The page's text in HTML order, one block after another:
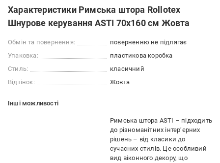
Характеристики Римська штора Rollotex
Шнурове керування ASTI 70x160 см Жовта
Обмін та повернення:
поверненню не підлягає
Упаковка:
пластикова коробка
Стиль:
класичний
Відтінок:
Жовта
Iншi можливостi
Римська штора ASTI – підходить
до різноманітних інтер’єрних
рішень – від класики до
сучасних стилів. Це особливий
вид віконного декору, що